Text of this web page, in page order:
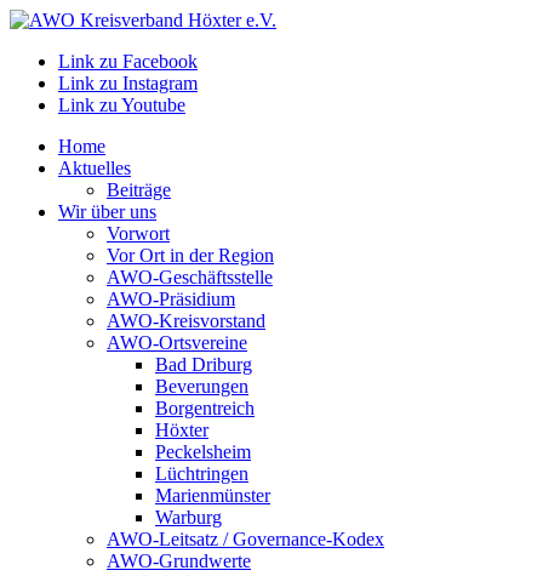
Link zu Facebook
Link zu Instagram
Link zu Youtube
Home
Aktuelles
Beiträge
Wir über uns
Vorwort
Vor Ort in der Region
AWO-Geschäftsstelle
AWO-Präsidium
AWO-Kreisvorstand
AWO-Ortsvereine
Bad Driburg
Beverungen
Borgentreich
Höxter
Peckelsheim
Lüchtringen
Marienmünster
Warburg
AWO-Leitsatz / Governance-Kodex
AWO-Grundwerte